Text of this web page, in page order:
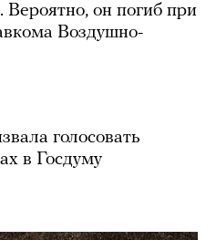
он погиб при
Воздушно-
голосовать
в Госдуму